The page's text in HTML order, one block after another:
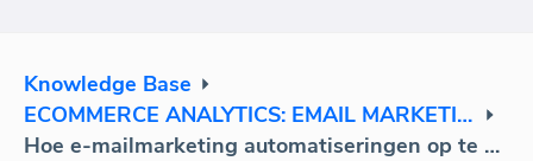
Knowledge Base
ECOMMERCE ANALYTICS: EMAIL MARKETING
Hoe e-mailmarketing automatiseringen op te bouwen